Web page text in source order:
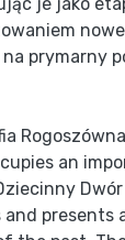
prymarny
Rogoszówna
an
presents